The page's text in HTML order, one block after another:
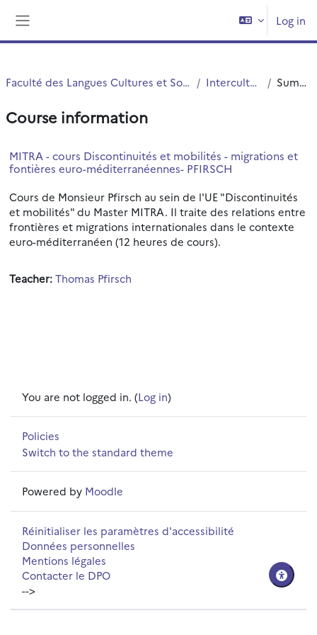
Log in
Faculté des Langues Cultures et Sociétés (FLCS) Interculturalité Summary
Course information
MITRA - cours Discontinuités et mobilités - migrations et
fontières euro-méditerranéennes- PFIRSCH
Cours de Monsieur Pfirsch au sein de l'UE "Discontinuités
et mobilités" du Master MITRA. Il traite des relations entre
frontières et migrations internationales dans le contexte
euro-méditerranéen (12 heures de cours).
Teacher:Thomas Pfirsch
You are not logged in. (Log in)
Policies
Switch to the standard theme
Powered by Moodle
Réinitialiser les paramètres d'accessibilité
Données personnelles
Mentions légales
Contacter le DPO
-->